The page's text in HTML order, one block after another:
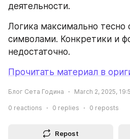
деятельности.
Логика максимально тесно
символами. Конкретики и
недостаточно.
Прочитать материал в
Блог Сета Година March 2, 2025,
0 reactions 0 replies 0 reposts
Repost